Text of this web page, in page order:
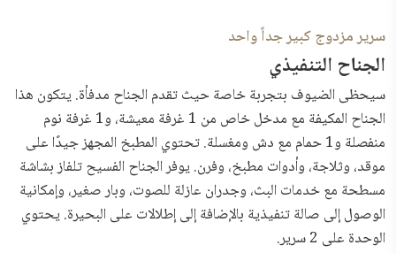
سرير مزدوج كبير جداً واحد
الجناح التنفيذي
سيحظى الضيوف بتجربة خاصة حيث تقدم الجناح مدفأة. يتكون هذا
الجناح المكيفة مع مدخل خاص من 1 غرفة معيشة، و1 غرفة نوم
منفصلة و1 حمام مع دش ومغسلة. تحتوي المطبخ المجهز جيدًا على
موقد، وثلاجة، وأدوات مطبخ، وفرن. يوفر الجناح الفسيح تلفاز بشاشة
مسطحة مع خدمات البث، وجدران عازلة للصوت، وبار صغير، وإمكانية
الوصول إلى صالة تنفيذية بالإضافة إلى إطلالات على البحيرة. يحتوي
الوحدة على 2 سرير.